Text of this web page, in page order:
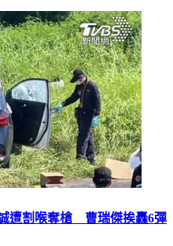
遭割喉奪槍 曹瑞傑挨轟6彈